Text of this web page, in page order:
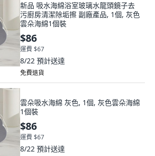
新品 吸水海綿浴室玻璃水龍頭鏡子去
污廚房清潔除垢擦 副廠產品, 1個, 灰色
雲朵海綿1個裝
$86
運費 $67
8/22 預計送達
免費退貨
雲朵吸水海綿 灰色, 1個, 灰色雲朵海綿
1個裝
$86
運費 $67
8/22 預計送達